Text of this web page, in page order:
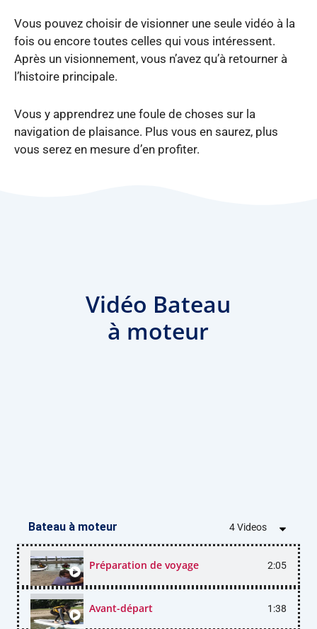
Vous pouvez choisir de visionner une seule vidéo à la
fois ou encore toutes celles qui vous intéressent.
Après un visionnement, vous n’avez qu’à retourner à
l’histoire principale.
Vous y apprendrez une foule de choses sur la
navigation de plaisance. Plus vous en saurez, plus
vous serez en mesure d’en profiter.
Vidéo Bateau
à moteur
Bateau à moteur 4 Videos
Préparation de voyage 2:05
Avant-départ 1:38